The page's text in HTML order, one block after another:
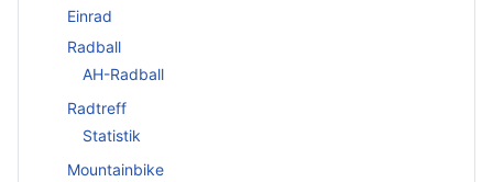
Einrad
Radball
AH-Radball
Radtreff
Statistik
Mountainbike